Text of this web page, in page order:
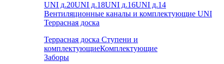
UNI д.20UNI д.18UNI д.16UNI д.14
Вентиляционные каналы и комплектующие UNI
Террасная доска
Террасная доска Ступени и
комплектующиеКомплектующие
Заборы